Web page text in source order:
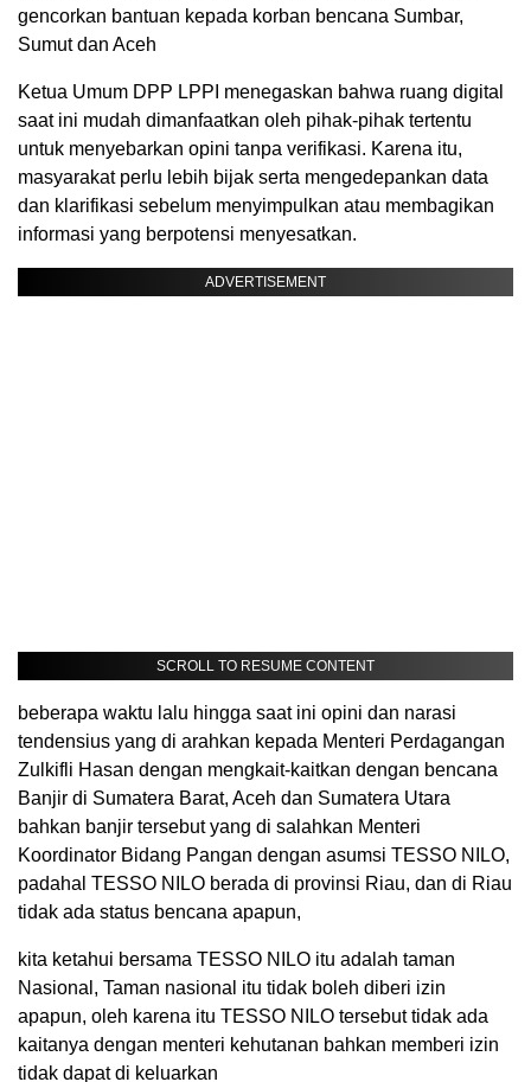
gencorkan bantuan kepada korban bencana Sumbar,
Sumut dan Aceh
Ketua Umum DPP LPPI menegaskan bahwa ruang digital
saat ini mudah dimanfaatkan oleh pihak-pihak tertentu
untuk menyebarkan opini tanpa verifikasi. Karena itu,
masyarakat perlu lebih bijak serta mengedepankan data
dan klarifikasi sebelum menyimpulkan atau membagikan
informasi yang berpotensi menyesatkan.
ADVERTISEMENT
SCROLL TO RESUME CONTENT
beberapa waktu lalu hingga saat ini opini dan narasi
tendensius yang di arahkan kepada Menteri Perdagangan
Zulkifli Hasan dengan mengkait-kaitkan dengan bencana
Banjir di Sumatera Barat, Aceh dan Sumatera Utara
bahkan banjir tersebut yang di salahkan Menteri
Koordinator Bidang Pangan dengan asumsi TESSO NILO,
padahal TESSO NILO berada di provinsi Riau, dan di Riau
tidak ada status bencana apapun,
kita ketahui bersama TESSO NILO itu adalah taman
Nasional, Taman nasional itu tidak boleh diberi izin
apapun, oleh karena itu TESSO NILO tersebut tidak ada
kaitanya dengan menteri kehutanan bahkan memberi izin
tidak dapat di keluarkan